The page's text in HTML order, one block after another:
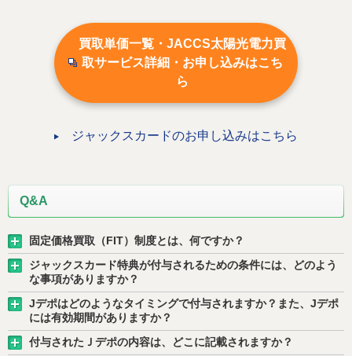
買取単価一覧・JACCS太陽光電力買
取サービス詳細・お申し込みはこち
ら
ジャックスカードのお申し込みはこちら
Q&A
固定価格買取（FIT）制度とは、何ですか？
ジャックスカード特典が付与されるための条件には、どのよう
な事項がありますか？
Jデポはどのようなタイミングで付与されますか？また、Jデポ
には有効期間がありますか？
付与されたＪデポの内容は、どこに記載されますか？